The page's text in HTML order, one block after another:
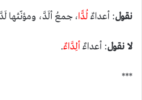
نقول: أعداءٌلُدًّا، جمعُ ألَدَّ، ومؤنّثها
لا نقول: أعداءٌ ألِدَّاءٌ.
***